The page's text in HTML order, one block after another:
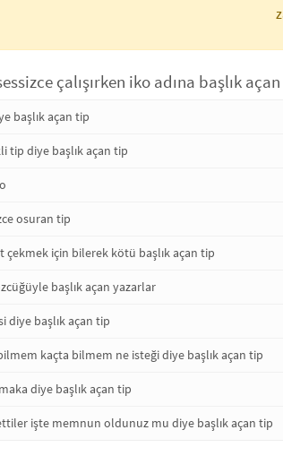
çalışırken iko adına başlık
başlık açan tip
tip diye başlık açan tip
osuran tip
çekmek için bilerek kötü başlık açan tip
başlık açan yazarlar
diye başlık açan tip
kaçta bilmem ne isteği diye başlık açan tip
diye başlık açan tip
işte memnun oldunuz mu diye başlık açan tip